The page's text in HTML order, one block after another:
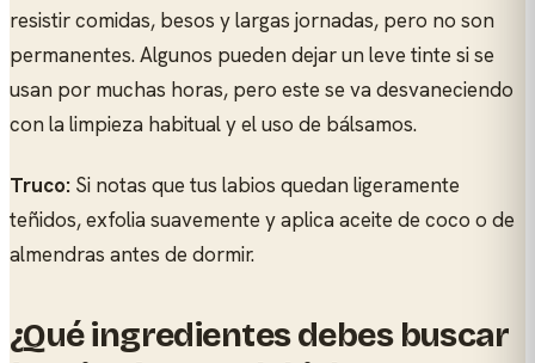
resistir comidas, besos y largas jornadas, pero no son
permanentes. Algunos pueden dejar un leve tinte si se
usan por muchas horas, pero este se va desvaneciendo
con la limpieza habitual y el uso de bálsamos.
Truco: Si notas que tus labios quedan ligeramente
teñidos, exfolia suavemente y aplica aceite de coco o de
almendras antes de dormir.
¿Qué ingredientes debes buscar